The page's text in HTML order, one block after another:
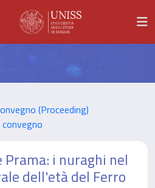
(Proceeding)
i nuraghi nel
dell'età del Ferro